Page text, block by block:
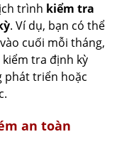
trình kiểm tra
. Ví dụ, bạn có thể
cuối mỗi tháng,
kiểm tra định kỳ
phát triển hoặc
an toàn